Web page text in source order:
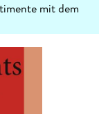
mit dem